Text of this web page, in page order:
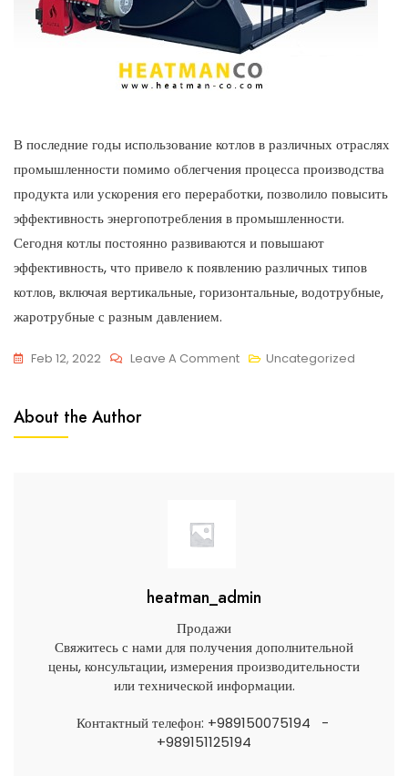
В последние годы использование котлов в различных отраслях
промышленности помимо облегчения процесса производства
продукта или ускорения его переработки, позволило повысить
эффективность энергопотребления в промышленности.
Сегодня котлы постоянно развиваются и повышают
эффективность, что привело к появлению различных типов
котлов, включая вертикальные, горизонтальные, водотрубные,
жаротрубные с разным давлением.
Feb 12, 2022 Leave A Comment Uncategorized
About the Author
heatman_admin
Продажи
Свяжитесь с нами для получения дополнительной
цены, консультации, измерения производительности
или технической информации.
Контактный телефон: +989150075194 -
+989151125194